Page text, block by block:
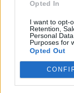
Opted In
I want to opt-
Retention,
Personal
Purposes for
Opted Out
ΑΠΟΨΕΙΣ